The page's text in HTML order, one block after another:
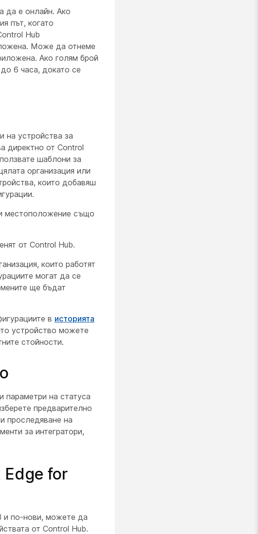
да е онлайн. Ако
път, когато
Hub
Може да отнеме
Ако голям брой
6 часа, докато се
устройства за
директно от Control
шаблони за
организация или
които добавяш
местоположение също
от Control Hub.
които работят
могат да се
ще бъдат
в историята
устройство можете
стойности.
на статуса
предварително
проследяване на
за интегратори,
Edge for
и по-нови, можете да
от Control Hub.